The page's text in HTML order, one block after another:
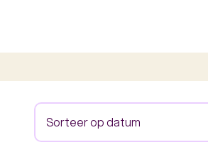
Sorteer op datum